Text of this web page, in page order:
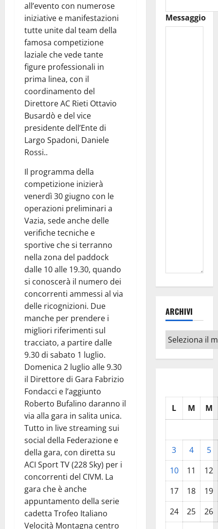
all’evento con numerose
iniziative e manifestazioni
tutte unite dal team della
famosa competizione
laziale che vede tante
figure professionali in
prima linea, con il
coordinamento del
Direttore AC Rieti Ottavio
Busardò e del vice
presidente dell’Ente di
Largo Spadoni, Daniele
Rossi..
Il programma della
competizione inizierà
venerdì 30 giugno con le
operazioni preliminari a
Vazia, sede anche delle
verifiche tecniche e
sportive che si terranno
nella zona del paddock
dalle 10 alle 19.30, quando
si conoscerà il numero dei
concorrenti ammessi al via
delle ricognizioni. Due
manche per prendere i
migliori riferimenti sul
tracciato, a partire dalle
9.30 di sabato 1 luglio.
Domenica 2 luglio alle 9.30
il Direttore di Gara Fabrizio
Fondacci e l’aggiunto
Roberto Bufalino daranno il
via alla gara in salita unica.
Tutto in live streaming sui
social della Federazione e
della gara, con diretta su
ACI Sport TV (228 Sky) per i
concorrenti del CIVM. La
gara che è anche
appuntamento della serie
cadetta Trofeo Italiano
Velocità Montagna centro
Messaggio
ARCHIVI
Archivi
L M M
3 4
5
10
11
12
17
18
19
24
25
26